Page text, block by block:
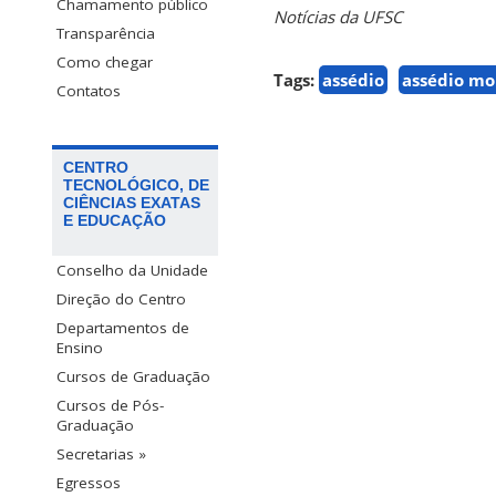
Chamamento público
Transparência
Como chegar
Contatos
CENTRO
TECNOLÓGICO, DE
CIÊNCIAS EXATAS
E EDUCAÇÃO
Conselho da Unidade
Direção do Centro
Departamentos de
Ensino
Cursos de Graduação
Cursos de Pós-
Graduação
Secretarias »
Egressos
Notícias da UFSC
Tags: assédio assédio